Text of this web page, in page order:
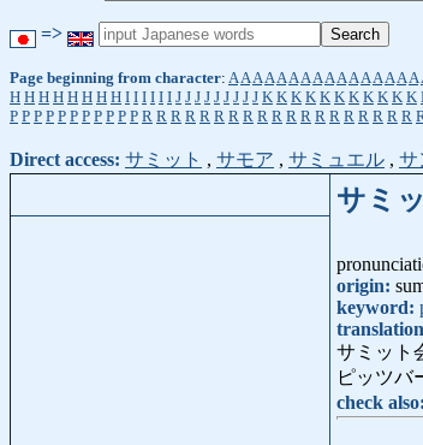
=>
Page beginning from character: A A A A A A A A A A A A A A A A
H H H H H H H H I I I I I I J J J J J J J J J K K K K K K K K K K K
P P P P P P P P P P P R R R R R R R R R R R R R R R R R R R
Direct access: サミット , サモア , サミュエル , サ
サミ
origin:
keyword:
サミット
ピッツバ
check also: